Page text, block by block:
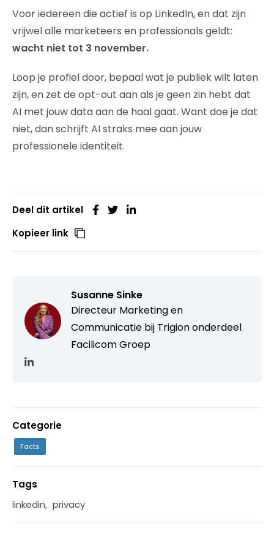
Voor iedereen die actief is op LinkedIn, en dat zijn
vrijwel alle marketeers en professionals geldt:
wacht niet tot 3 november.
Loop je profiel door, bepaal wat je publiek wilt laten
zijn, en zet de opt-out aan als je geen zin hebt dat
AI met jouw data aan de haal gaat. Want doe je dat
niet, dan schrijft AI straks mee aan jouw
professionele identiteit.
Deel dit artikel
Kopieer link
Susanne Sinke
Directeur Marketing en
Communicatie bij Trigion onderdeel
Facilicom Groep
Categorie
Facts
Tags
linkedin, privacy